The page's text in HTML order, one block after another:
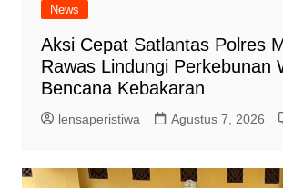
News
Aksi Cepat Satlantas Polres
Rawas Lindungi Perkebunan
Bencana Kebakaran
lensaperistiwa Agustus 7, 2026